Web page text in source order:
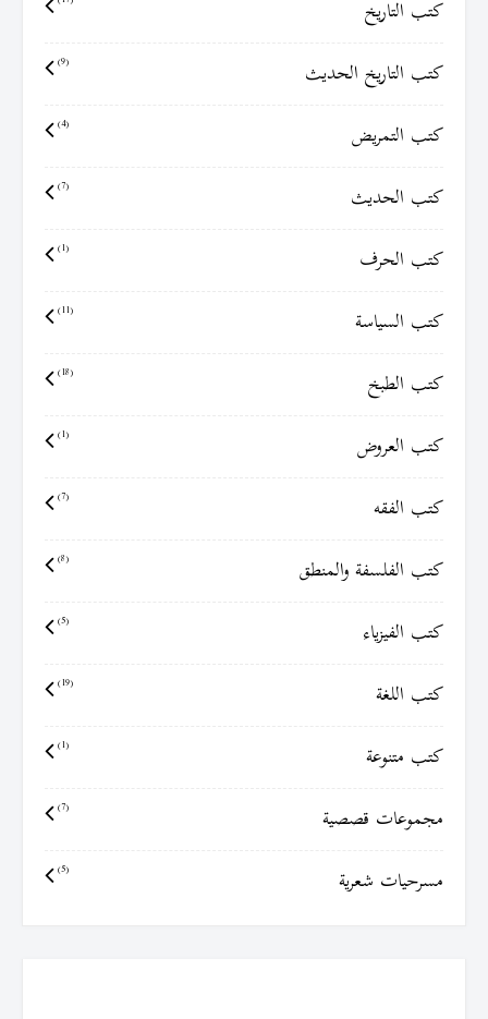
كتب التاريخ
كتب التاريخ الحديث (9)
كتب التمريض (4)
كتب الحديث (7)
كتب الحرف (1)
كتب السياسة (11)
كتب الطبخ (18)
كتب العروض (1)
كتب الفقه (7)
كتب الفلسفة والمنطق (8)
كتب الفيزياء (5)
كتب اللغة (19)
كتب متنوعة (1)
مجموعات قصصية (7)
مسرحيات شعرية (5)